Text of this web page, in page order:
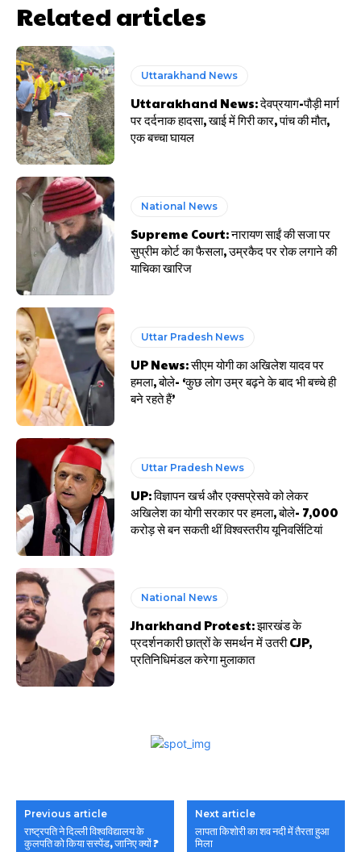
Related articles
Uttarakhand News
Uttarakhand News: देवप्रयाग-पौड़ी मार्ग
पर दर्दनाक हादसा, खाई में गिरी कार, पांच की मौत,
एक बच्चा घायल
National News
Supreme Court: नारायण साईं की सजा पर
सुप्रीम कोर्ट का फैसला, उम्रकैद पर रोक लगाने की
याचिका खारिज
Uttar Pradesh News
UP News: सीएम योगी का अखिलेश यादव पर
हमला, बोले- ‘कुछ लोग उम्र बढ़ने के बाद भी बच्चे ही
बने रहते हैं’
Uttar Pradesh News
UP: विज्ञापन खर्च और एक्सप्रेसवे को लेकर
अखिलेश का योगी सरकार पर हमला, बोले- 7,000
करोड़ से बन सकती थीं विश्वस्तरीय यूनिवर्सिटियां
National News
Jharkhand Protest: झारखंड के
प्रदर्शनकारी छात्रों के समर्थन में उतरी CJP,
प्रतिनिधिमंडल करेगा मुलाकात
Previous article
राष्ट्रपति ने दिल्ली विश्वविद्यालय के
कुलपति को किया सस्पेंड, जानिए क्यों ?
Next article
लापता किशोरी का शव नदी में तैरता हुआ
मिला